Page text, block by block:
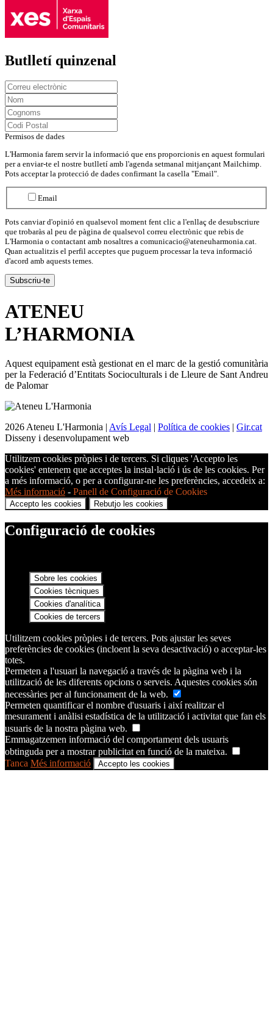
Butlletí quinzenal
Permisos de dades
L'Harmonia farem servir la informació que ens proporcionis en aquest formulari
per a enviar-te el nostre butlletí amb l'agenda setmanal mitjançant Mailchimp.
Pots acceptar la protecció de dades confirmant la casella "Email".
Email
Pots canviar d'opinió en qualsevol moment fent clic a l'enllaç de desubscriure
que trobaràs al peu de pàgina de qualsevol correu electrònic que rebis de
L'Harmonia o contactant amb nosaltres a comunicacio@ateneuharmonia.cat.
Quan actualitzis el perfil acceptes que puguem processar la teva informació
d'acord amb aquests temes.
ATENEU
L’HARMONIA
Aquest equipament està gestionat en el marc de la gestió comunitària
per la Federació d’Entitats Socioculturals i de Lleure de Sant Andreu
de Palomar
2026 Ateneu L'Harmonia | Avís Legal | Política de cookies | Gir.cat
Disseny i desenvolupament web
Utilitzem cookies pròpies i de tercers. Si cliques 'Accepto les
cookies' entenem que acceptes la instal·lació i ús de les cookies. Per
a més informació, o per a configurar-ne les preferències, accedeix a:
Més informació - Panell de Configuració de Cookies
Accepto les cookies Rebutjo les cookies
Configuració de cookies
Sobre les cookies
Cookies tècniques
Cookies d'analítica
Cookies de tercers
Utilitzem cookies pròpies i de tercers. Pots ajustar les seves
preferències de cookies (incloent la seva desactivació) o acceptar-les
totes.
Permeten a l'usuari la navegació a través de la pàgina web i la
utilització de les diferents opcions o serveis. Aquestes cookies són
necessàries per al funcionament de la web.
Permeten quantificar el nombre d'usuaris i així realitzar el
mesurament i anàlisi estadística de la utilització i activitat que fan els
usuaris de la nostra pàgina web.
Emmagatzemen informació del comportament dels usuaris
obtinguda per a mostrar publicitat en funció de la mateixa.
Tanca Més informació Accepto les cookies